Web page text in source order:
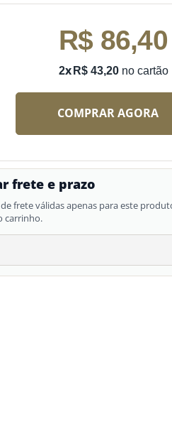
R$ 86,40
2 R$ 43,20
COMPRAR AGORA
frete e prazo
frete válidas apenas para este
carrinho.